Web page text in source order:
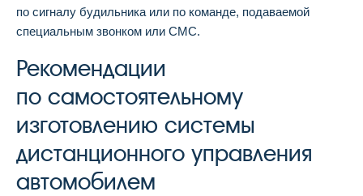
по сигналу будильника или по команде, подаваемой
специальным звонком или СМС.
Рекомендации
по самостоятельному
изготовлению системы
дистанционного управления
автомобилем